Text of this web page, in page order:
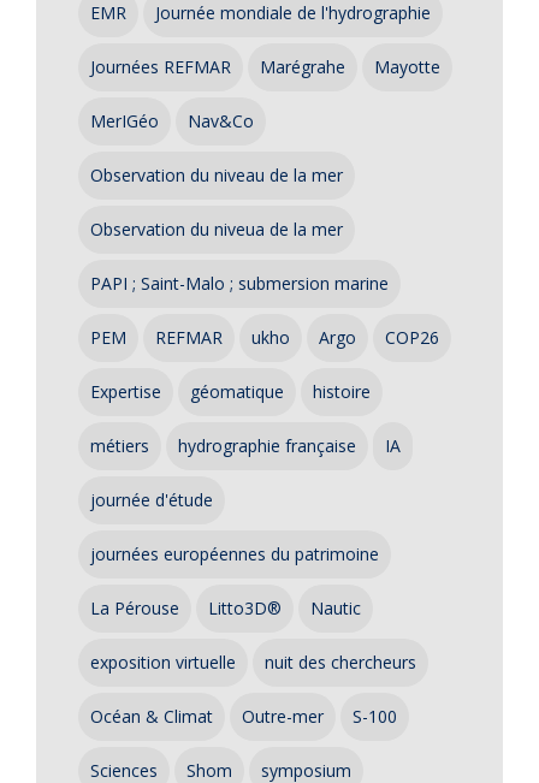
EMR Journée mondiale de l'hydrographie
Journées REFMAR Marégrahe Mayotte
MerIGéo Nav&Co
Observation du niveau de la mer
Observation du niveua de la mer
PAPI ; Saint-Malo ; submersion marine
PEM REFMAR ukho Argo COP26
Expertise géomatique histoire
métiers hydrographie française IA
journée d'étude
journées européennes du patrimoine
La Pérouse Litto3D® Nautic
exposition virtuelle nuit des chercheurs
Océan & Climat Outre-mer S-100
Sciences Shom symposium